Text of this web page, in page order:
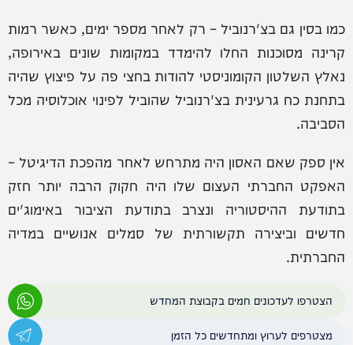
כמו בסין גם בצ'רנוביל – רק לאחר מספר ימים, כאשר רמות
קרינה מסוכנות החלו להימדד במקומות שונים באירופה,
נאלץ השלטון הקומוניסטי להודות בחצי פה על פיצוץ שהיה
בתחנת כח גרעינית בצ'רנוביל שהוביל לפינוי אוכלוסיה מכל
הסביבה.
אין ספק שאם האסון היה מתרחש לאחר מהפכת הדיגיטל –
האפקט החברתי העצום שלו היה חקוק הרבה יותר חזק
בתודעת ההיסטוריה ונצרב בתודעת הציבור באימוג'ים
חדשים וביצירה תקשורתית של סמלים אנושיים במדיה
החברתית.
הצטרפו לעדכונים חמים בקבוצת המחדש
מצטרפים לערוץ ומתחדשים כל הזמן